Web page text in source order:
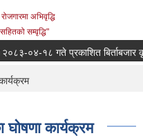
अभिवृद्धि
सम्वृद्धि"
०४-१८ गते प्रकाशित बिर्ताबजार
घोषणा कार्यक्रम